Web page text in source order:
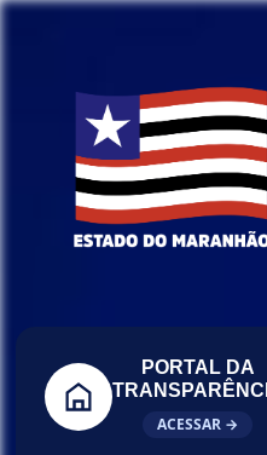
PORTAL DA
ACESSAR →